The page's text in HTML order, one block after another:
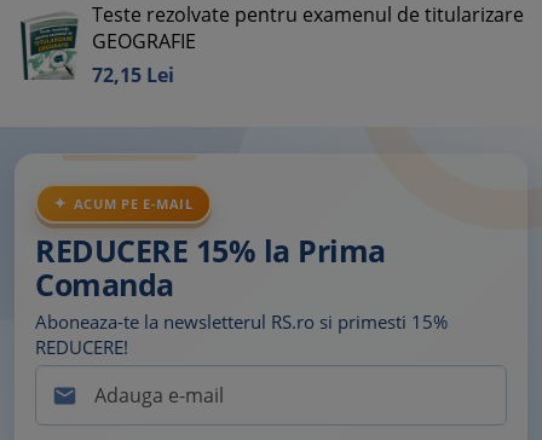
Teste rezolvate pentru examenul de titularizare
GEOGRAFIE
72,15 Lei
ACUM PE E-MAIL
REDUCERE 15% la Prima
Comanda
Aboneaza-te la newsletterul RS.ro si primesti 15%
REDUCERE!
